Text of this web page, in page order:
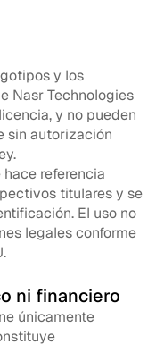
y los
Nasr Technologies
y no pueden
sin autorización
referencia
titulares y se
El uso no
legales conforme
ni financiero
únicamente